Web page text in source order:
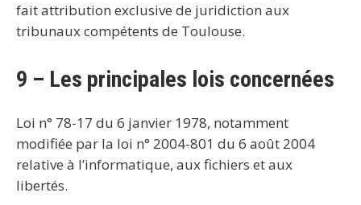
fait attribution exclusive de juridiction aux
tribunaux compétents de Toulouse.
9 – Les principales lois concernées
Loi n° 78-17 du 6 janvier 1978, notamment
modifiée par la loi n° 2004-801 du 6 août 2004
relative à l’informatique, aux fichiers et aux
libertés.